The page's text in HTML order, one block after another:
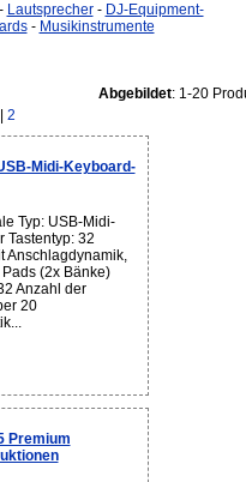
Lautsprecher- DJ-Equipment-
- Musikinstrumente
Abgebildet: 1-20
2
Midi-Keyboard-
Typ: USB-Midi-
Tastentyp: 32
Anschlagdynamik,
(2x Bänke)
Anzahl der
20
Premium